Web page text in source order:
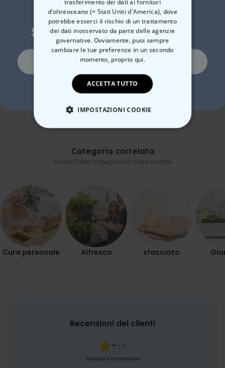
rispetto alla tabella delle taglie.
Copertina Personalizzata
con Faccia
Set regalo pochette,
accappatoio e calzini
39,99 €
Categoria correlata
Scopri l'altra categoria di cose insolite
Cura personale Alfresco sfacciato
Recensioni dei clienti
- / 5
Nessuna recensione
Vuoi uno
sconto del 10%?
Si, certo!
No, non mi piacciono gli sconti
trasferimento dei dati ai fornitori
d'oltreoceano (= Stati Uniti d'America), dove
potrebbe esserci il rischio di un trattamento
dei dati inosservato da parte delle agenzie
governative. Ovviamente, puoi sempre
cambiare le tue preferenze in un secondo
momento, proprio qui.
ACCETTA TUTTO
IMPOSTAZIONI COOKIE
PRESTAZIONI
NON CLASSIFICATO